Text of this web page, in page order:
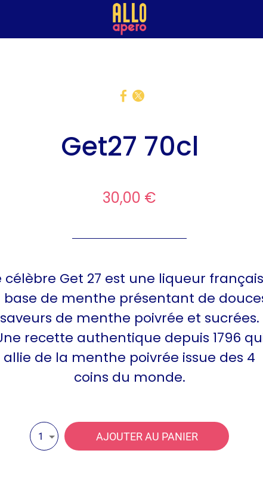
Get27 70cl
30,00 €
célèbre Get 27 est une liqueur
base de menthe présentant de
saveurs de menthe poivrée et sucrées.
recette authentique depuis 1796
allie de la menthe poivrée issue des 4
coins du monde.
1 AJOUTER AU PANIER